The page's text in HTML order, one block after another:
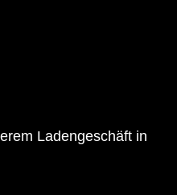
Ladengeschäft in